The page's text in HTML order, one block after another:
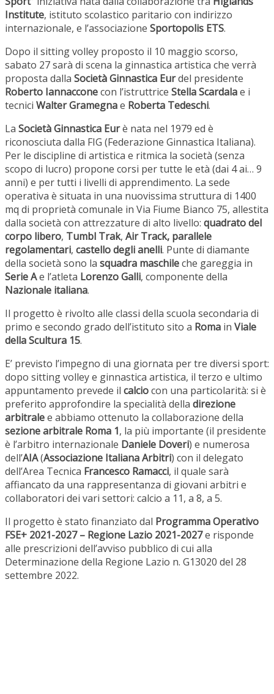
Institute, istituto scolastico paritario con indirizzo
internazionale, e l’associazione Sportopolis ETS.
Dopo il sitting volley proposto il 10 maggio scorso,
sabato 27 sarà di scena la ginnastica artistica che verrà
proposta dalla SocietàGinnastica Eurdel presidente
Roberto Iannacconecon l’istruttrice Stella Scardalae i
tecnici Walter Gramegnae Roberta Tedeschi.
La SocietàGinnastica Eurè nata nel 1979 ed è
riconosciuta dalla FIG (Federazione Ginnastica Italiana).
Per le discipline di artistica e ritmica la società (senza
scopo di lucro) propone corsi per tutte le età (dai 4 ai… 9
anni) e per tutti i livelli di apprendimento. La sede
operativa è situata in una nuovissima struttura di 1400
mq di proprietà comunale in Via Fiume Bianco 75, allestita
dalla società con attrezzature di alto livello: quadrato del
corpo libero, Tumbl Trak, Air Track, parallele
regolamentari, castello degli anelli. Punte di diamante
della società sono la squadra maschileche gareggia in
Serie Ae l’atleta Lorenzo Galli, componente della
Nazionale italiana.
Il progetto è rivolto alle classi della scuola secondaria di
primo e secondo grado dell’istituto sito a Roma in Viale
della Scultura 15.
E’ previsto l’impegno di una giornata per tre diversi sport:
dopo sitting volley e ginnastica artistica, il terzo e ultimo
appuntamento prevede il calciocon una particolarità: si è
preferito approfondire la specialità della direzione
arbitralee abbiamo ottenuto la collaborazione della
sezione arbitrale Roma 1, la più importante (il presidente
è l’arbitro internazionale Daniele Doveri) e numerosa
dell’AIA(Associazione Italiana Arbitri) con il delegato
dell’Area Tecnica Francesco Ramacci, il quale sarà
affiancato da una rappresentanza di giovani arbitri e
collaboratori dei vari settori: calcio a 11, a 8, a 5.
Il progetto è stato finanziato dal Programma Operativo
FSE+ 2021-2027 – Regione Lazio 2021-2027e risponde
alle prescrizioni dell’avviso pubblico di cui alla
Determinazione della Regione Lazio n. G13020 del 28
settembre 2022.